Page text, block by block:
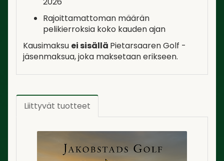
Rajoittamattoman määrän
pelikierroksia koko kauden ajan
Kausimaksu ei sisällä Pietarsaaren Golf -
jäsenmaksua, joka maksetaan erikseen.
Liittyvät tuotteet